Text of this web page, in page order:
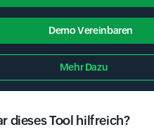
Demo Vereinbaren
Mehr Dazu
dieses Tool hilfreich?